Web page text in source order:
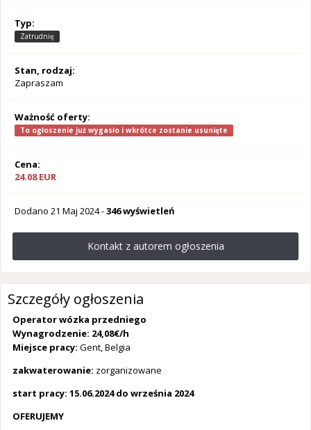
Typ:
Zatrudnię
Stan, rodzaj:
Zapraszam
Ważność oferty:
To ogłoszenie już wygasło i wkrótce zostanie usunięte
Cena:
24.08 EUR
Dodano 21 Maj 2024-346 wyświetleń
Kontakt z autorem ogłoszenia
Szczegóły ogłoszenia
Operator wózka przedniego
Wynagrodzenie: 24,08€/h
Miejsce pracy: Gent, Belgia
zakwaterowanie: zorganizowane
start pracy: 15.06.2024 do września 2024
OFERUJEMY